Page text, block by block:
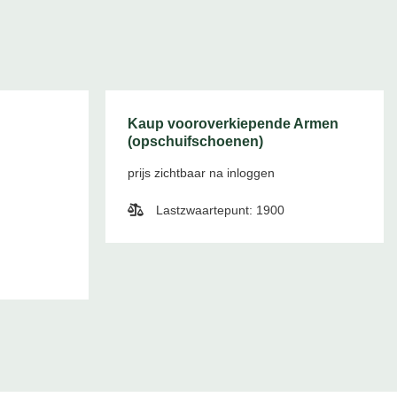
Kaup vooroverkiepende Armen
(opschuifschoenen)
prijs zichtbaar na inloggen
Lastzwaartepunt: 1900